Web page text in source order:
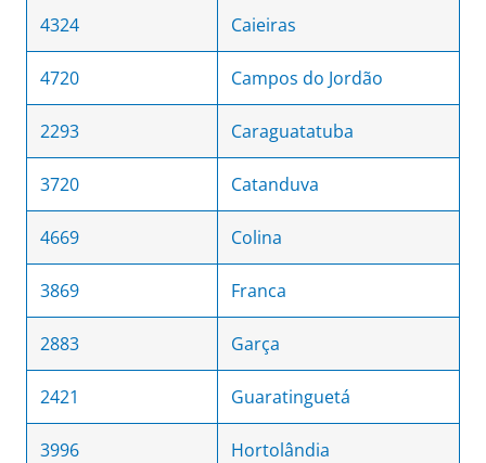
4324 Caieiras
4720 Campos do Jordão
2293 Caraguatatuba
3720 Catanduva
4669 Colina
3869 Franca
2883 Garça
2421 Guaratinguetá
3996 Hortolândia